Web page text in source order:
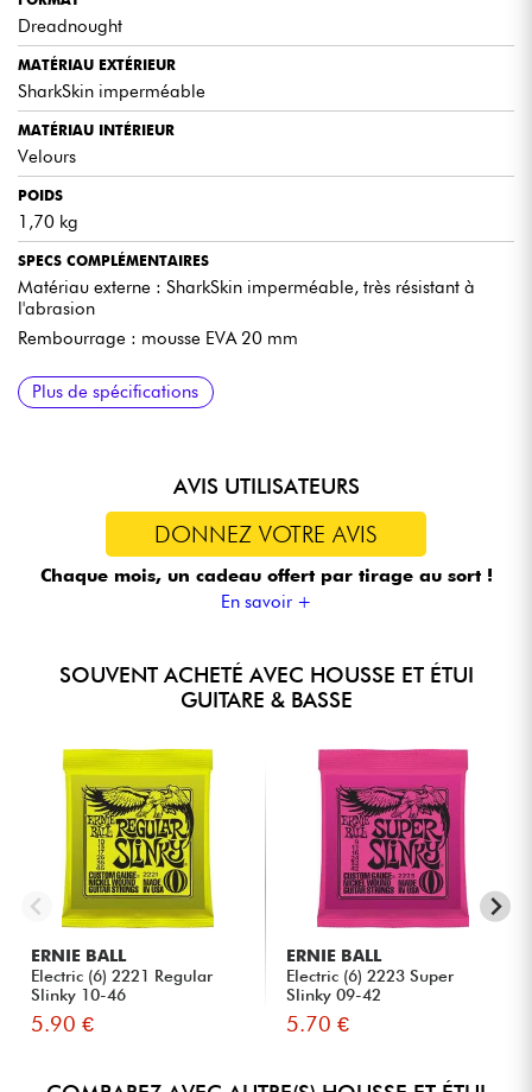
Dreadnought
MATÉRIAU EXTÉRIEUR
SharkSkin imperméable
MATÉRIAU INTÉRIEUR
Velours
POIDS
1,70 kg
SPECS COMPLÉMENTAIRES
Matériau externe : SharkSkin imperméable, très résistant à
l'abrasion
Rembourrage : mousse EVA 20 mm
Plus de spécifications
AVIS UTILISATEURS
DONNEZ VOTRE AVIS
Chaque mois, un cadeau offert par tirage au sort !
En savoir +
SOUVENT ACHETÉ AVEC HOUSSE ET ÉTUI
GUITARE & BASSE
ERNIE BALL
Electric (6) 2221 Regular
Slinky 10-46
5.90 €
ERNIE BALL
Electric (6) 2223 Super
Slinky 09-42
5.70 €